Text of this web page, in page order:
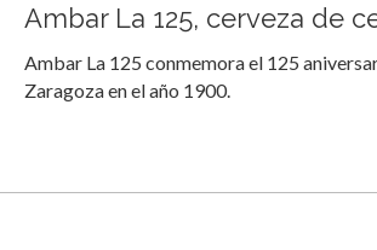
Ambar La 125, cerveza de
Ambar La 125 conmemora el 125
Zaragoza en el año 1900.